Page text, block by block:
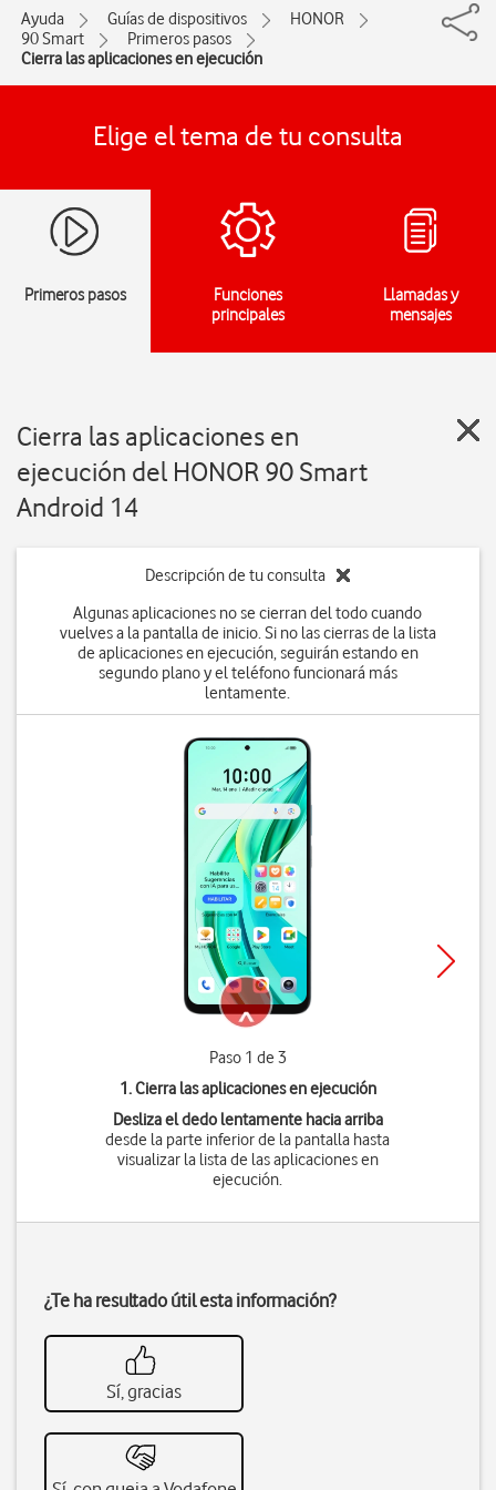
Ayuda Guías de dispositivos
HONOR
90 Smart
Primeros pasos
Cierra las aplicaciones en ejecución
Elige el tema de tu consulta
Primeros pasos
Funciones
principales
Llamadas y
mensajes
Cierra las aplicaciones en
ejecución del HONOR 90 Smart
Android 14
Descripción de tu consulta
Algunas aplicaciones no se cierran del todo cuando
vuelves a la pantalla de inicio. Si no las cierras de la lista
de aplicaciones en ejecución, seguirán estando en
segundo plano y el teléfono funcionará más
lentamente.
Paso 1 de 3
1. Cierra las aplicaciones en ejecución
Desliza el dedo lentamente hacia arriba
desde la parte inferior de la pantalla hasta
visualizar la lista de las aplicaciones en
ejecución.
¿Te ha resultado útil esta información?
Sí, gracias